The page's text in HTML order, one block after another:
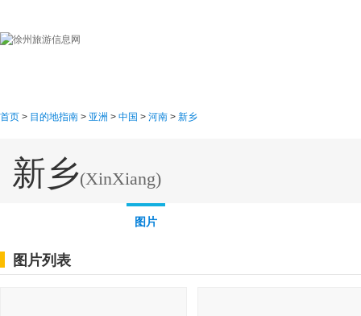
首页 > 目的地指南 > 亚洲 > 中国 > 河南 > 新乡
新乡(XinXiang)
图片
图片列表